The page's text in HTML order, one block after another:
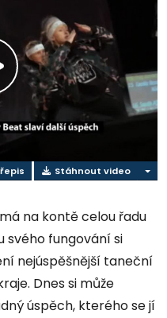
Stáhnout video
na kontě celou řadu
svého fungování si
nejúspěšnější taneční
Dnes si může
úspěch, kterého se jí